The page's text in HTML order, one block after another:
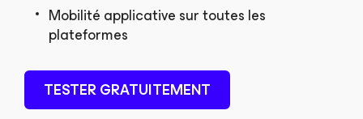
Mobilité applicative sur toutes les
plateformes
TESTER GRATUITEMENT